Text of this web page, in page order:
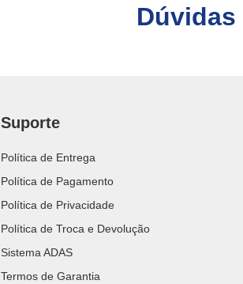
Suporte
Política de Entrega
Política de Pagamento
Política de Privacidade
Política de Troca e Devolução
Sistema ADAS
Termos de Garantia